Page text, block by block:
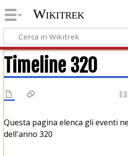
Wikitrek
Timeline 320
Questa pagina elenca gli eventi
dell'anno 320